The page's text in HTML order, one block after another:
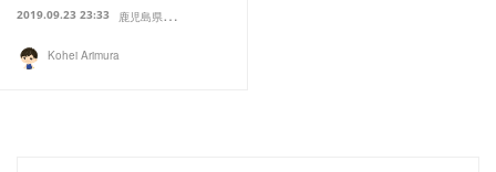
2019.09.23 23:33
鹿
児島県鹿児島市
Kohei Arimura